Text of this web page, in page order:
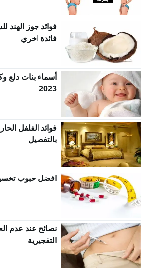
فائدة اخري
أسماء بنات دلع
2023
فوائد الفلفل
بالتفصيل
افضل حبوب
نصائح عند عدم
التفجيرية